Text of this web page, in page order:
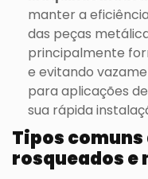
manter a
das peças
principalmente
e evitando
para aplicações
sua rápida
Tipos
rosqueados e